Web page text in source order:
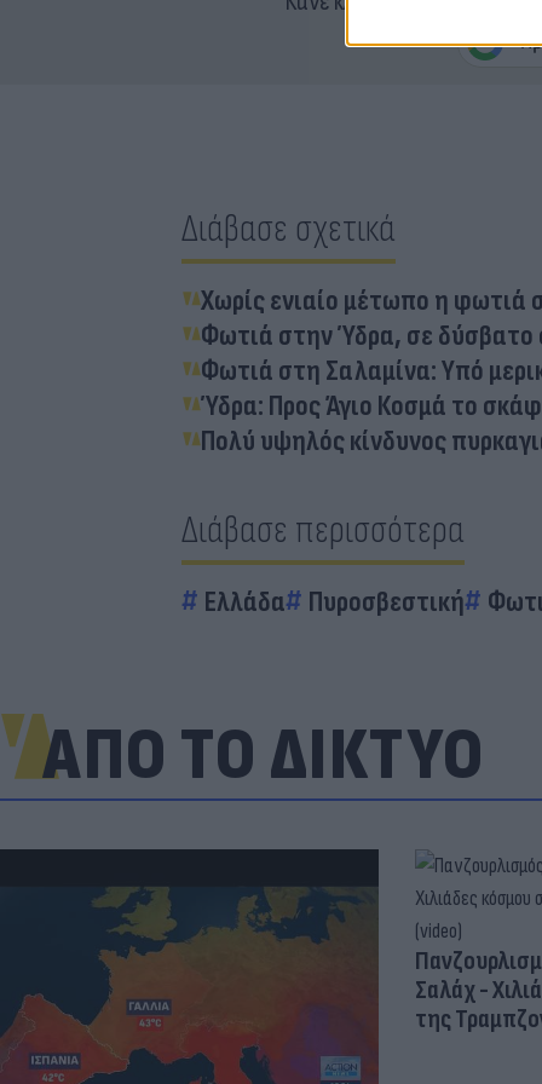
Διάβασε σχετικά
Χωρίς ενιαίο μέτωπο η φωτιά
Φωτιά στην Ύδρα, σε δύσβατο
Φωτιά στη Σαλαμίνα: Υπό
Ύδρα: Προς Άγιο Κοσμά το
Πολύ υψηλός κίνδυνος
Διάβασε περισσότερα
Ελλάδα Πυροσβεστική
ΑΠΟ ΤΟ ΔΙΚΤΥΟ
Σαλάχ -
της